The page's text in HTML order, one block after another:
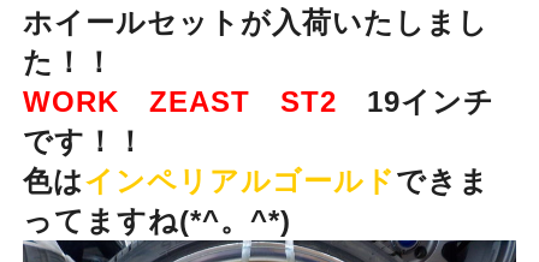
ホイールセットが入荷いたしまし
た！！
WORK ZEAST ST2 19インチ
です！！
色はインペリアルゴールドできま
ってますね(*^。^*)